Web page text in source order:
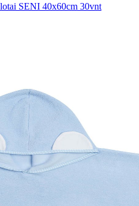
SENI 40x60cm 30vnt